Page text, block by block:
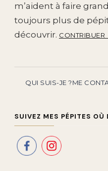
m’aident à faire
toujours plus de
découvrir. CONTRIBUER
QUI SUIS-JE ?ME
SUIVEZ MES PÉPITES OÙ